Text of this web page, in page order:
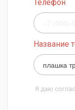
Телефон
Название
Я даю